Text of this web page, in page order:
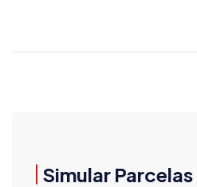
Simular Parcelas